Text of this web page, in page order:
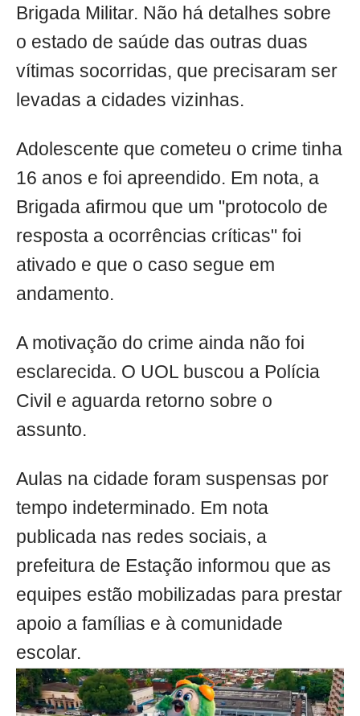
Brigada Militar. Não há detalhes sobre
o estado de saúde das outras duas
vítimas socorridas, que precisaram ser
levadas a cidades vizinhas.
Adolescente que cometeu o crime tinha
16 anos e foi apreendido. Em nota, a
Brigada afirmou que um "protocolo de
resposta a ocorrências críticas" foi
ativado e que o caso segue em
andamento.
A motivação do crime ainda não foi
esclarecida. O UOL buscou a Polícia
Civil e aguarda retorno sobre o
assunto.
Aulas na cidade foram suspensas por
tempo indeterminado. Em nota
publicada nas redes sociais, a
prefeitura de Estação informou que as
equipes estão mobilizadas para prestar
apoio a famílias e à comunidade
escolar.